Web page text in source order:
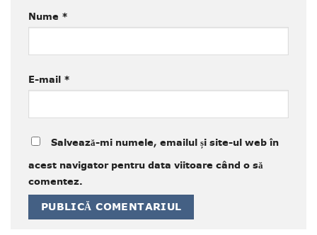
Nume *
E-mail *
Salvează-mi numele, emailul și site-ul web în
acest navigator pentru data viitoare când o să
comentez.